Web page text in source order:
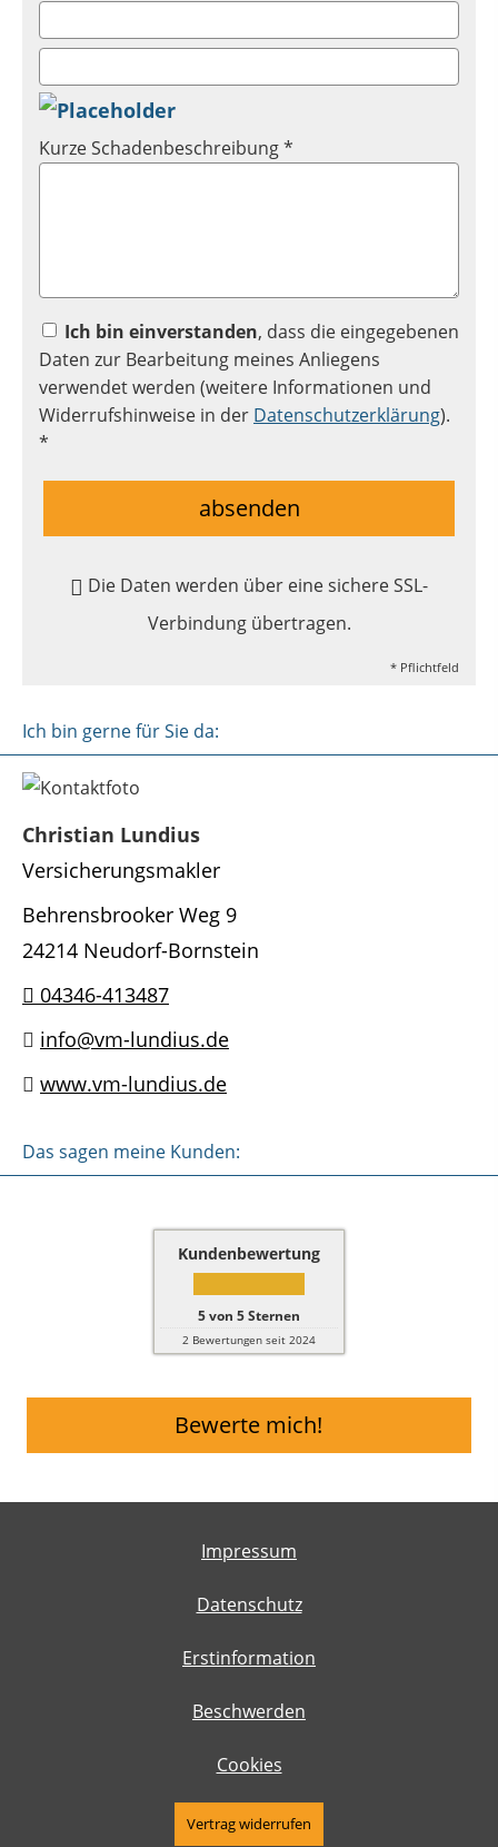
Kurze Schadenbeschreibung *
Ich bin einverstanden, dass die eingegebenen
Daten zur Bearbeitung meines Anliegens
verwendet werden (weitere Informationen und
Widerrufshinweise in der Datenschutzerklärung).
*
absenden
Die Daten werden über eine sichere SSL-
Verbindung übertragen.
* Pflichtfeld
Ich bin gerne für Sie da:
Christian Lundius
Versicherungsmakler
Behrensbrooker Weg 9
24214 Neudorf-Bornstein
04346-413487
info@vm-lundius.de
www.vm-lundius.de
Das sagen meine Kunden:
Kundenbewertung
5von 5Sternen
2 Bewertungen seit 2024
Bewerte mich!
Impressum
Datenschutz
Erstinformation
Beschwerden
Cookies
Vertrag widerrufen